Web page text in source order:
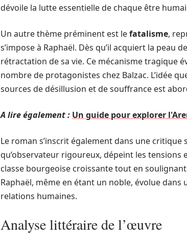
dévoile la lutte essentielle de chaque être
Un autre thème préminent est lefatalisme,
s’impose à Raphaël. Dès qu’il acquiert la peau
rétractation de sa vie. Ce mécanisme tragique
nombre de protagonistes chez Balzac. L’idée
sources de désillusion et de souffrance est
A lire également : Un guide pour explorer
Le roman s’inscrit également dans une critique
qu’observateur rigoureux, dépeint les tensions
classe bourgeoise croissante tout en
Raphaël, même en étant un noble, évolue
relations humaines.
Analyse littéraire de l’œuvre